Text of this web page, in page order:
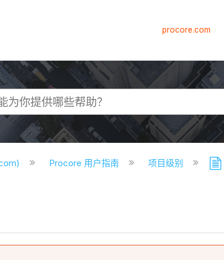
procore.com
Procore 用户指南 项目级别